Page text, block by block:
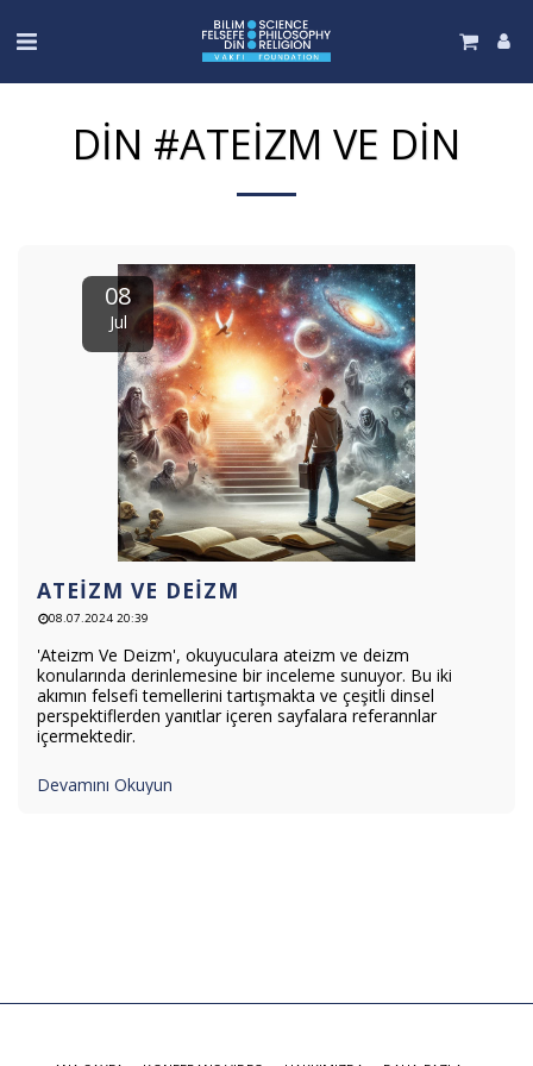
DIN #ATEIZM VE DIN
08
Jul
ATEIZM VE DEIZM
08.07.2024 20:39
'Ateizm Ve Deizm', okuyuculara ateizm ve deizm
konularında derinlemesine bir inceleme sunuyor. Bu iki
akımın felsefi temellerini tartışmakta ve çeşitli dinsel
perspektiflerden yanıtlar içeren sayfalara referannlar
içermektedir.
Devamını Okuyun